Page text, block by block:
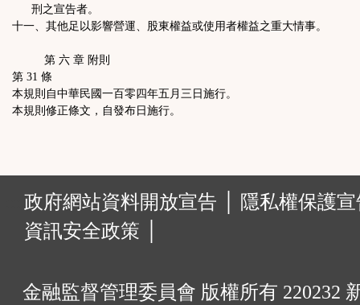
刑之宣告者。
十一、其他足以影響營運、股東權益或使用者權益之重大情事。
第 六 章 附則
第 31 條
本規則自中華民國一百零四年五月三日施行。
本規則修正條文，自發布日施行。
政府網站資料開放宣告 │
隱私權保護
資訊安全政策 │
金融監督管理委員會 版權所有 220232